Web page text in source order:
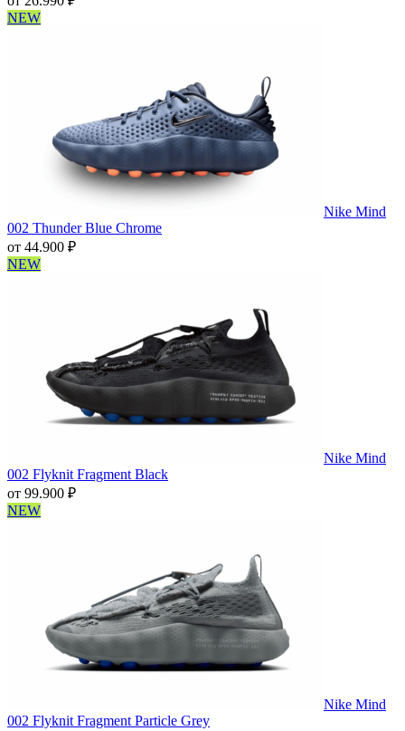
NEW
Nike Mind
002 Thunder Blue Chrome
от 44.900 ₽
NEW
Nike Mind
002 Flyknit Fragment Black
от 99.900 ₽
NEW
Nike Mind
002 Flyknit Fragment Particle Grey